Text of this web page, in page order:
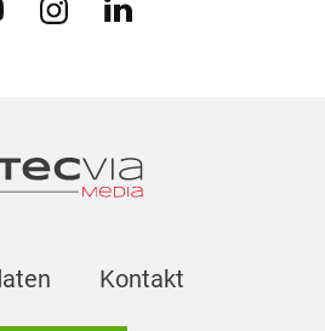
Kontakt